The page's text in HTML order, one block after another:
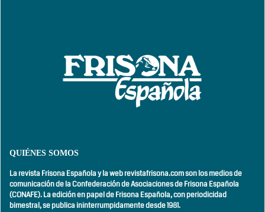
QUIÉNES SOMOS
La revista Frisona Española y la web revistafrisona.com son los medios de
comunicación de la Confederación de Asociaciones de Frisona Española
(CONAFE). La edición en papel de Frisona Española, conperiodicidad
bimestral,se publica ininterrumpidamente desde 1981.